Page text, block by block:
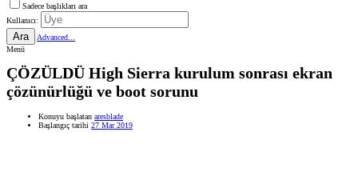
Sadece başlıkları ara
Kullanıcı:
Ara
Advanced...
Menü
ÇÖZÜLDÜ High Sierra kurulum sonrası ekran
çözünürlüğü ve boot sorunu
Konuyu başlatan aresblade
Başlangıç tarihi 27 Mar 2019